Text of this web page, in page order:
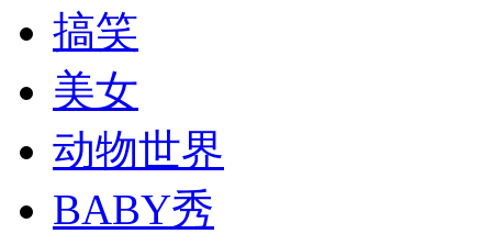
搞笑
美女
动物世界
BABY秀